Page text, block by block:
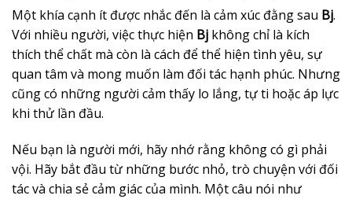
Một khía cạnh ít được nhắc đến là cảm xúc đằng sau Bj.
Với nhiều người, việc thực hiện Bj không chỉ là kích
thích thể chất mà còn là cách để thể hiện tình yêu, sự
quan tâm và mong muốn làm đối tác hạnh phúc. Nhưng
cũng có những người cảm thấy lo lắng, tự ti hoặc áp lực
khi thử lần đầu.
Nếu bạn là người mới, hãy nhớ rằng không có gì phải
vội. Hãy bắt đầu từ những bước nhỏ, trò chuyện với đối
tác và chia sẻ cảm giác của mình. Một câu nói như